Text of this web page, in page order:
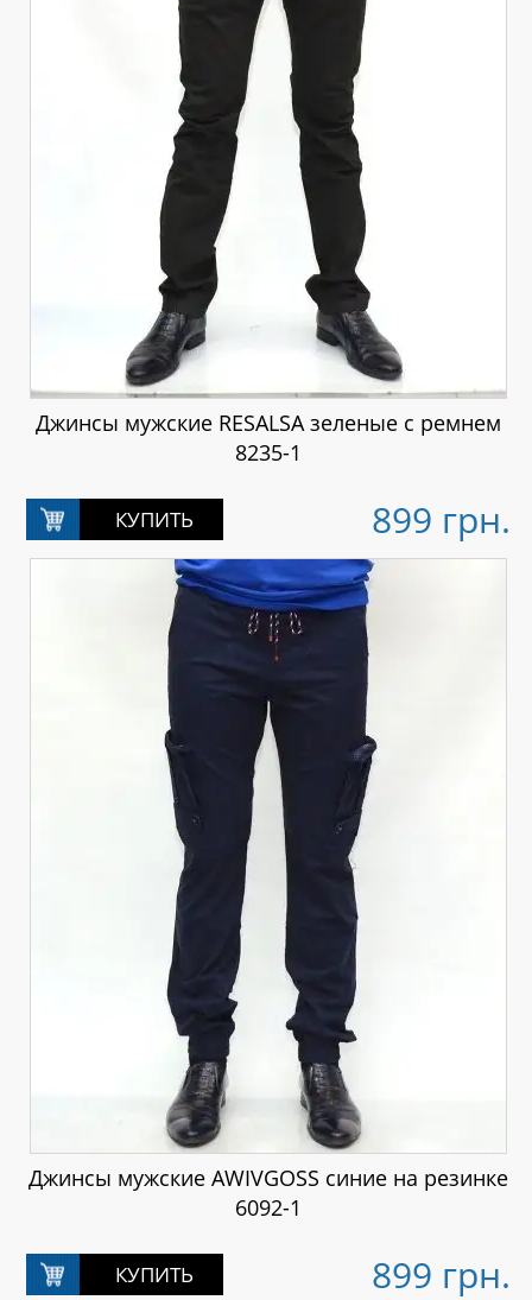
Джинсы мужские RESALSA зеленые с ремнем
8235-1
899 грн.
Джинсы мужские AWIVGOSS синие на резинке
6092-1
899 грн.